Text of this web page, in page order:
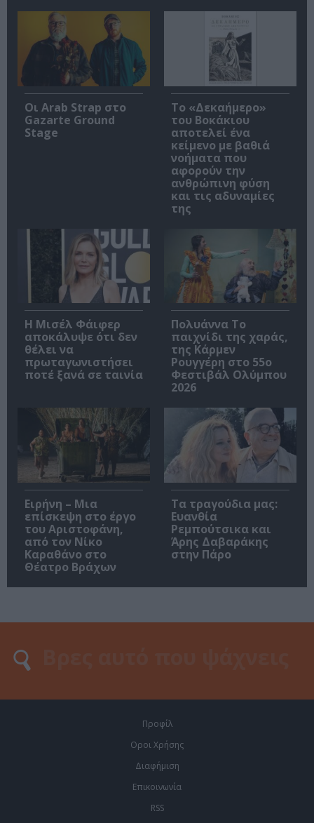
Οι Arab Strap στο
Gazarte Ground
Stage
Το «Δεκαήμερο»
του Βοκάκιου
αποτελεί ένα
κείμενο με βαθιά
νοήματα που
αφορούν την
ανθρώπινη φύση
και τις αδυναμίες
της
Η Μισέλ Φάιφερ
αποκάλυψε ότι δεν
θέλει να
πρωταγωνιστήσει
ποτέ ξανά σε ταινία
Πολυάννα Το
παιχνίδι της χαράς,
της Κάρμεν
Ρουγγέρη στο 55ο
Φεστιβάλ Ολύμπου
2026
Ειρήνη – Μια
επίσκεψη στο έργο
του Αριστοφάνη,
από τον Νίκο
Καραθάνο στο
Θέατρο Βράχων
Τα τραγούδια μας:
Ευανθία
Ρεμπούτσικα και
Άρης Δαβαράκης
στην Πάρο
Προφίλ
Οροι Χρήσης
Διαφήμιση
Επικοινωνία
RSS